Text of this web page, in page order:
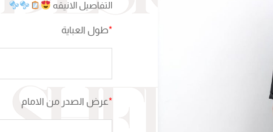
التفاصيل الانيقه
*طول العباية
*عرض الصدر من الامام